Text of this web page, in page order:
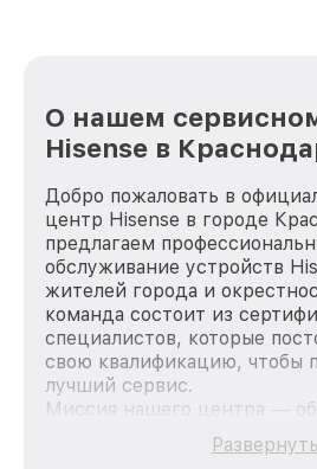
О нашем
Hisense в
Добро пожаловать в
центр Hisense в городе
предлагаем
обслуживание устройств
жителей города и
команда состоит из
специалистов, которые
свою квалификацию, чтобы
лучший сервис.
Миссия нашего центра —
качественный и доступный
каждого пользователя
Развернуть